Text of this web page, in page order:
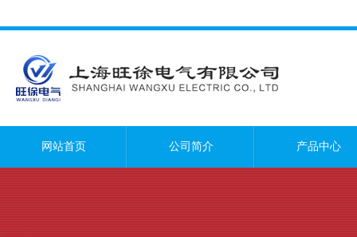
网站首页 公司简介 产品中心